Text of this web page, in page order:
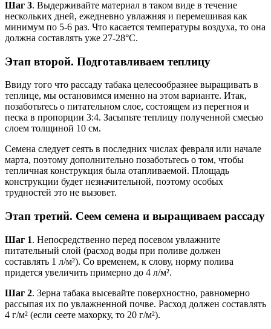
Шаг 3. Выдерживайте материал в таком виде в течение
нескольких дней, ежедневно увлажняя и перемешивая как
минимум по 5-6 раз. Что касается температуры воздуха, то она
должна составлять уже 27-28°С.
Этап второй. Подготавливаем теплицу
Ввиду того что рассаду табака целесообразнее выращивать в
теплице, мы остановимся именно на этом варианте. Итак,
позаботьтесь о питательном слое, состоящем из перегноя и
песка в пропорции 3:4. Засыпьте теплицу полученной смесью
слоем толщиной 10 см.
Семена следует сеять в последних числах февраля или начале
марта, поэтому дополнительно позаботьтесь о том, чтобы
тепличная конструкция была отапливаемой. Площадь
конструкции будет незначительной, поэтому особых
трудностей это не вызовет.
Этап третий. Сеем семена и выращиваем рассаду
Шаг 1. Непосредственно перед посевом увлажните
питательный слой (расход воды при поливе должен
составлять 1 л/м²). Со временем, к слову, норму полива
придется увеличить примерно до 4 л/м².
Шаг 2. Зерна табака высевайте поверхностно, равномерно
рассыпая их по увлажненной почве. Расход должен составлять
4 г/м² (если сеете махорку, то 20 г/м²).